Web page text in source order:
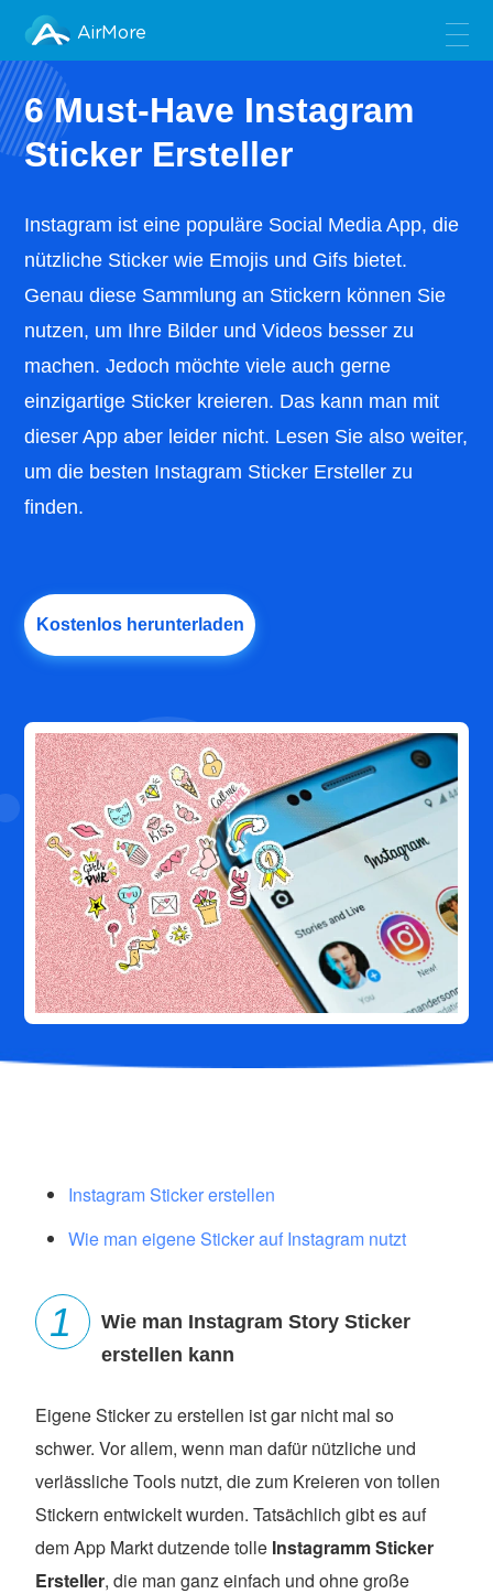
AirMore
6 Must-Have Instagram
Sticker Ersteller
Instagram ist eine populäre Social Media App, die
nützliche Sticker wie Emojis und Gifs bietet.
Genau diese Sammlung an Stickern können Sie
nutzen, um Ihre Bilder und Videos besser zu
machen. Jedoch möchte viele auch gerne
einzigartige Sticker kreieren. Das kann man mit
dieser App aber leider nicht. Lesen Sie also weiter,
um die besten Instagram Sticker Ersteller zu
finden.
Kostenlos herunterladen
Instagram Sticker erstellen
Wie man eigene Sticker auf Instagram nutzt
Wie man Instagram Story Sticker
erstellen kann
Eigene Sticker zu erstellen ist gar nicht mal so
schwer. Vor allem, wenn man dafür nützliche und
verlässliche Tools nutzt, die zum Kreieren von tollen
Stickern entwickelt wurden. Tatsächlich gibt es auf
dem App Markt dutzende tolle Instagramm Sticker
Ersteller, die man ganz einfach und ohne große